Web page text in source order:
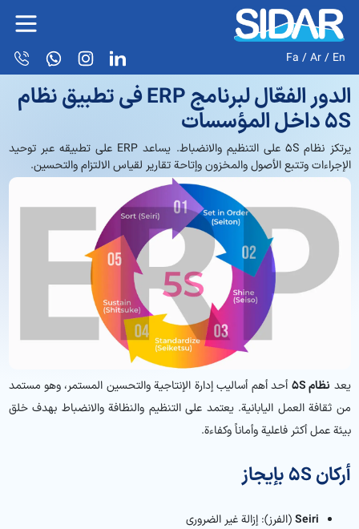
Fa /Ar/ En
الدور الفعّال لبرنامج ERP في تطبيق نظام
5S داخل المؤسسات
يرتكز نظام 5S على التنظيم والانضباط. يساعد ERP على تطبيقه عبر توحيد
الإجراءات وتتبع الأصول والمخزون وإتاحة تقارير لقياس الالتزام والتحسين.
يعد نظام 5S
أحد أهم أساليب إدارة الإنتاجية والتحسين المستمر، وهو مستمد
من ثقافة العمل اليابانية. يعتمد على التنظيم والنظافة والانضباط بهدف خلق
بيئة عمل أكثر فاعلية وأماناً وكفاءة.
أركان 5S بإيجاز
Seiri(الفرز): إزالة غير الضروري